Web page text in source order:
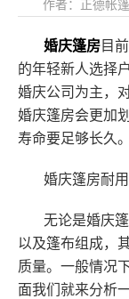
作者：正德帐
婚庆篷房目
的年轻新人选择
婚庆公司为主，
婚庆篷房会更加
寿命要足够长久。
婚庆篷房耐
无论是婚庆
以及篷布组成，
质量。一般情况
面我们就来分析一